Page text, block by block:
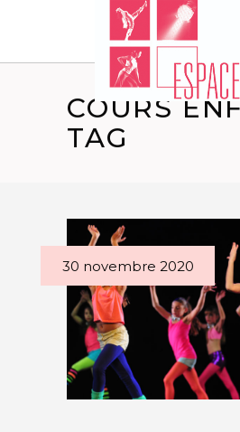
COURS
TAG
30 novembre 2020